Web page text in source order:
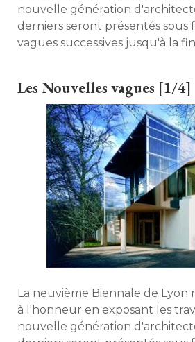
nouvelle génération
derniers seront présentés
vagues successives jusqu'à la
Les Nouvelles vagues [1/4]
La neuvième Biennale de
à l'honneur en exposant les
nouvelle génération